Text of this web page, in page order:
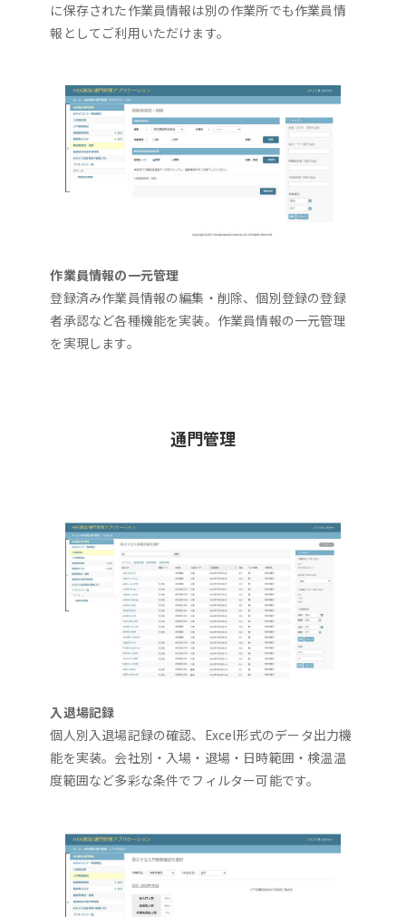
に保存された作業員情報は別の作業所でも作業員情
報としてご利用いただけます。
作業員情報の一元管理
登録済み作業員情報の編集・削除、個別登録の登録
者承認など各種機能を実装。作業員情報の一元管理
を実現します。
通門管理
入退場記録
個人別入退場記録の確認、Excel形式のデータ出力機
能を実装。会社別・入場・退場・日時範囲・検温温
度範囲など多彩な条件でフィルター可能です。